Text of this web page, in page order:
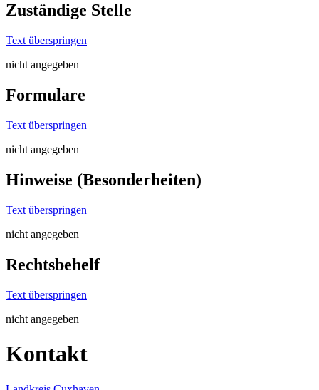
Zuständige Stelle
Text überspringen
nicht angegeben
Formulare
Text überspringen
nicht angegeben
Hinweise (Besonderheiten)
Text überspringen
nicht angegeben
Rechtsbehelf
Text überspringen
nicht angegeben
Kontakt